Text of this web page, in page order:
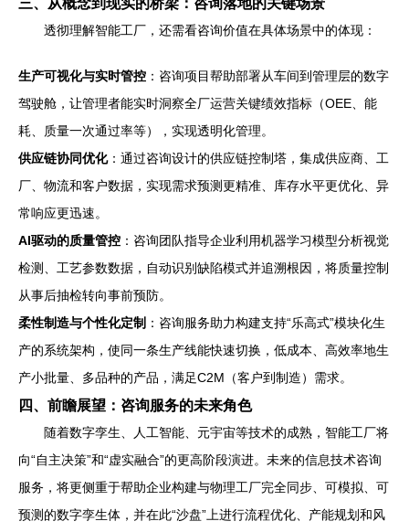
透彻理解智能工厂，还需看咨询价值在具体场景中的体现：
生产可视化与实时管控 ：咨询项目帮助部署从车间到管理层的数字
驾驶舱，让管理者能实时洞察全厂运营关键绩效指标（OEE、能
耗、质量一次通过率等），实现透明化管理。
供应链协同优化：通过咨询设计的供应链控制塔，集成供应商、工
厂、物流和客户数据，实现需求预测更精准、库存水平更优化、异
常响应更迅速。
AI驱动的质量管控 ：咨询团队指导企业利用机器学习模型分析视觉
检测、工艺参数数据，自动识别缺陷模式并追溯根因，将质量控制
从事后抽检转向事前预防。
柔性制造与个性化定制 ：咨询服务助力构建支持“乐高式”模块化生
产的系统架构，使同一条生产线能快速切换，低成本、高效率地生
产小批量、多品种的产品，满足C2M（客户到制造）需求。
四、前瞻展望：咨询服务的未来角色
随着数字孪生、人工智能、元宇宙等技术的成熟，智能工厂将
向“自主决策”和“虚实融合”的更高阶段演进。未来的信息技术咨询
服务，将更侧重于帮助企业构建与物理工厂完全同步、可模拟、可
预测的数字孪生体，并在此“沙盘”上进行流程优化、产能规划和风